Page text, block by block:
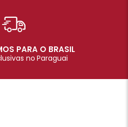
PARA O BRASIL
no Paraguai